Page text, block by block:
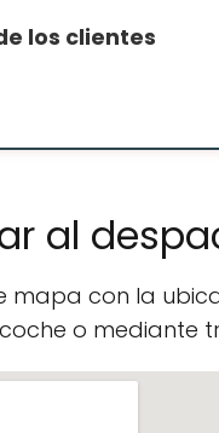
los clientes
al
mapa con la
o mediante